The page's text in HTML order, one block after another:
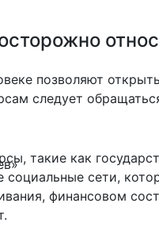
позволяют
следует
такие как
социальные сети,
финансовом
.